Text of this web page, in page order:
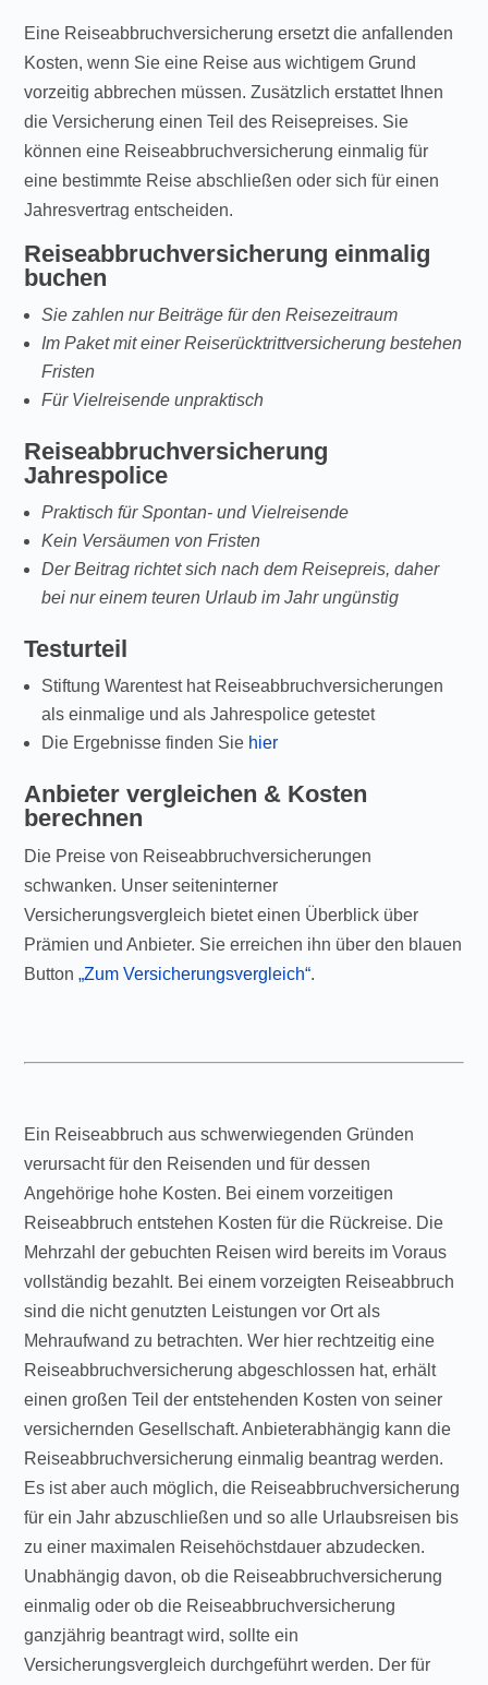
Eine Reiseabbruchversicherung ersetzt die anfallenden
Kosten, wenn Sie eine Reise aus wichtigem Grund
vorzeitig abbrechen müssen. Zusätzlich erstattet Ihnen
die Versicherung einen Teil des Reisepreises. Sie
können eine Reiseabbruchversicherung einmalig für
eine bestimmte Reise abschließen oder sich für einen
Jahresvertrag entscheiden.
Reiseabbruchversicherung einmalig
buchen
Sie zahlen nur Beiträge für den Reisezeitraum
Im Paket mit einer Reiserücktrittversicherung bestehen
Fristen
Für Vielreisende unpraktisch
Reiseabbruchversicherung
Jahrespolice
Praktisch für Spontan- und Vielreisende
Kein Versäumen von Fristen
Der Beitrag richtet sich nach dem Reisepreis, daher
bei nur einem teuren Urlaub im Jahr ungünstig
Testurteil
Stiftung Warentest hat Reiseabbruchversicherungen
als einmalige und als Jahrespolice getestet
Die Ergebnisse finden Sie hier
Anbieter vergleichen & Kosten
berechnen
Die Preise von Reiseabbruchversicherungen
schwanken. Unser seiteninterner
Versicherungsvergleich bietet einen Überblick über
Prämien und Anbieter. Sie erreichen ihn über den blauen
Button„Zum Versicherungsvergleich“.
Ein Reiseabbruch aus schwerwiegenden Gründen
verursacht für den Reisenden und für dessen
Angehörige hohe Kosten. Bei einem vorzeitigen
Reiseabbruch entstehen Kosten für die Rückreise. Die
Mehrzahl der gebuchten Reisen wird bereits im Voraus
vollständig bezahlt. Bei einem vorzeigten Reiseabbruch
sind die nicht genutzten Leistungen vor Ort als
Mehraufwand zu betrachten. Wer hier rechtzeitig eine
Reiseabbruchversicherung abgeschlossen hat, erhält
einen großen Teil der entstehenden Kosten von seiner
versichernden Gesellschaft. Anbieterabhängig kann die
Reiseabbruchversicherung einmalig beantrag werden.
Es ist aber auch möglich, die Reiseabbruchversicherung
für ein Jahr abzuschließen und so alle Urlaubsreisen bis
zu einer maximalen Reisehöchstdauer abzudecken.
Unabhängig davon, ob die Reiseabbruchversicherung
einmalig oder ob die Reiseabbruchversicherung
ganzjährig beantragt wird, sollte ein
Versicherungsvergleich durchgeführt werden. Der für